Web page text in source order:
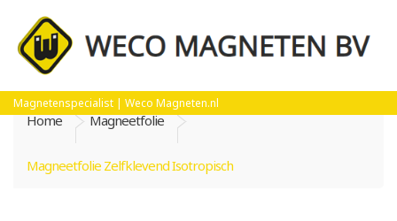
Magnetenspecialist | Weco Magneten.nl
Home Magneetfolie
Magneetfolie Zelfklevend Isotropisch